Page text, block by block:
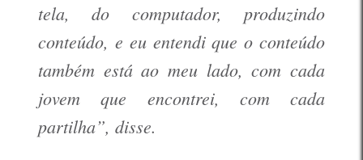
tela, do computador, produzindo
conteúdo, e eu entendi que o conteúdo
também está ao meu lado, com cada
jovem que encontrei, com cada
partilha”, disse.